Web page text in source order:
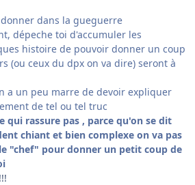
dans la gueguerre
dépeche toi d'accumuler les
histoire de pouvoir donner un coup
(ou ceux du dpx on va dire) seront à
a un peu marre de devoir expliquer
de tel ou tel truc
qui rassure pas , parce qu'on se dit
chiant et bien complexe on va pas
"chef" pour donner un petit coup de